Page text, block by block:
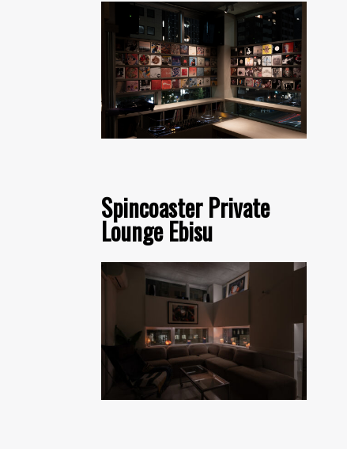
Spincoaster Private
Lounge Ebisu